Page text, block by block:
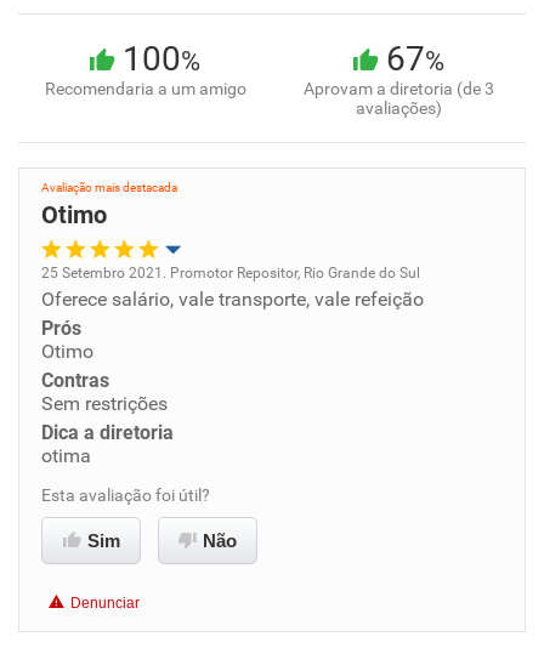
100%
Recomendaria a um amigo
67%
Aprovam a diretoria (de 3
avaliações)
Avaliação mais destacada
Otimo
Oportunidade de promoção
Ambiente de trabalho
Conciliação com a vida familiar
Recomenda esta empresa
25 Setembro 2021. Promotor Repositor, Rio Grande do Sul
Oferece salário, vale transporte, vale refeição
Prós
Otimo
Contras
Sem restrições
Dica a diretoria
otima
Esta avaliação foi útil?
Sim Não
Denunciar